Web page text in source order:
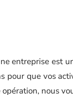
entreprise est
pour que vos
nous